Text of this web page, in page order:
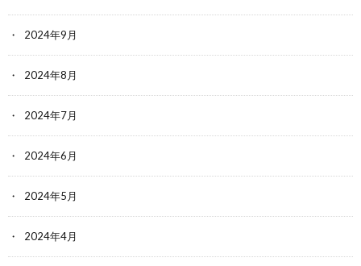
2024年9月
2024年8月
2024年7月
2024年6月
2024年5月
2024年4月